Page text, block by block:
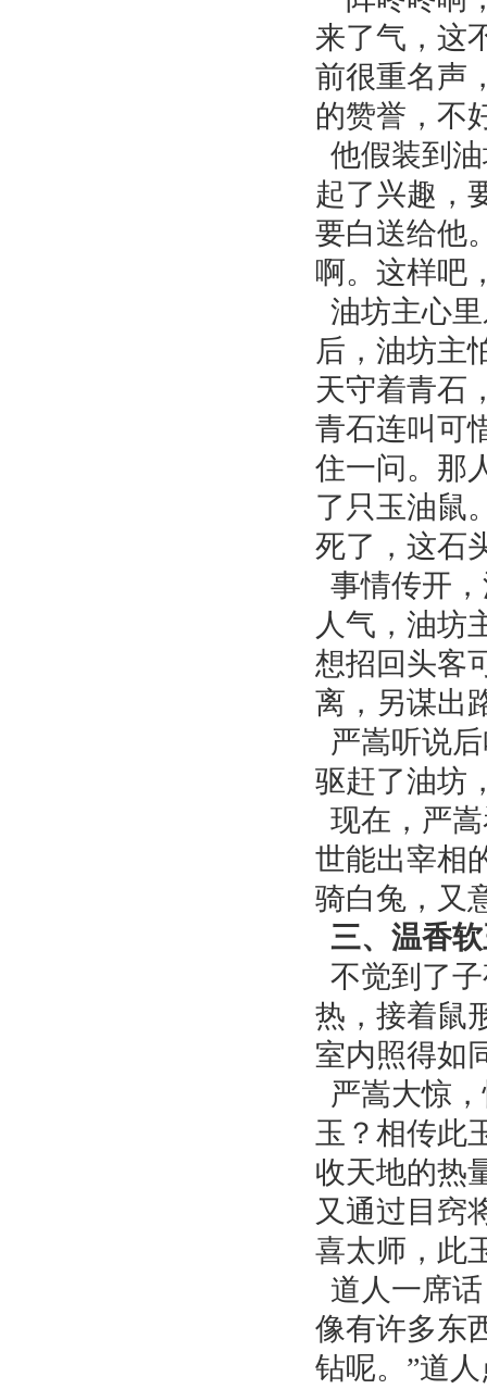
来了气，这
前很重名声
的赞誉，不
他假装到
起了兴趣，
要白送给他
啊。这样吧
油坊主心
后，油坊主
天守着青石
青石连叫可
住一问。那
了只玉油鼠
死了，这石
事情传开
人气，油坊
想招回头客
离，另谋出
严嵩听说
驱赶了油坊
现在，严
世能出宰相
骑白兔，又
三、温香
不觉到了
热，接着鼠
室内照得如
严嵩大惊
玉？相传此
收天地的热
又通过目窍
喜太师，此
道人一席
像有许多东
钻呢。”道